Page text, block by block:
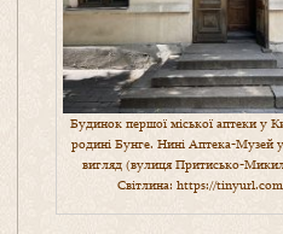
Будинок першої міської аптеки у
родині Бунге. Нині Аптека-Музей
вигляд (вулиця Притисько-
Світлина: https://